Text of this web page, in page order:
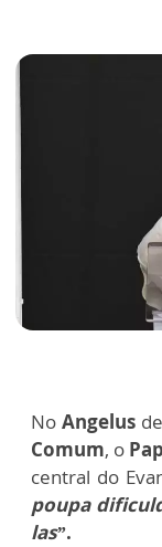
No Angelus
Comum, o
central do
poupa
las”.